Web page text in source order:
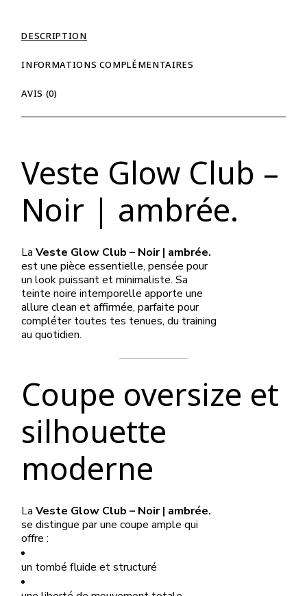
DESCRIPTION
INFORMATIONS COMPLÉMENTAIRES
AVIS (0)
Veste Glow Club –
Noir | ambrée.
LaVeste Glow Club – Noir | ambrée.
est une pièce essentielle, pensée pour
un look puissant et minimaliste. Sa
teinte noire intemporelle apporte une
allure clean et affirmée, parfaite pour
compléter toutes tes tenues, du training
au quotidien.
Coupe oversize et
silhouette
moderne
LaVeste Glow Club – Noir | ambrée.
se distingue par une coupe ample qui
offre :
un tombé fluide et structuré